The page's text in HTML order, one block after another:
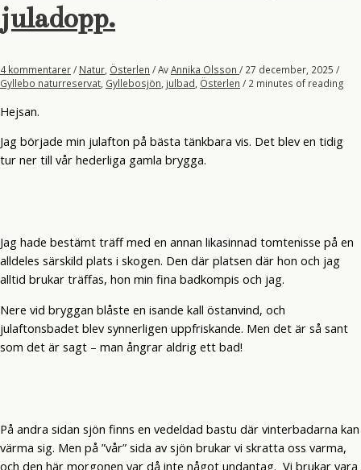
juladopp.
4 kommentarer/ Natur Österlen / AvAnnika Olsson / 27 december, 2025 /
Gyllebo naturreservat Gyllebosjön julbad Österlen / 2 minutes of reading
Hejsan.
Jag började min julafton på bästa tänkbara vis. Det blev en tidig
tur ner till vår hederliga gamla brygga.
Jag hade bestämt träff med en annan likasinnad tomtenisse på en
alldeles särskild plats i skogen. Den där platsen där hon och jag
alltid brukar träffas, hon min fina badkompis och jag.
Nere vid bryggan blåste en isande kall östanvind, och
julaftonsbadet blev synnerligen uppfriskande. Men det är så sant
som det är sagt – man ångrar aldrig ett bad!
På andra sidan sjön finns en vedeldad bastu där vinterbadarna kan
värma sig. Men på ”vår” sida av sjön brukar vi skratta oss varma,
och den här morgonen var då inte något undantag. Vi brukar vara